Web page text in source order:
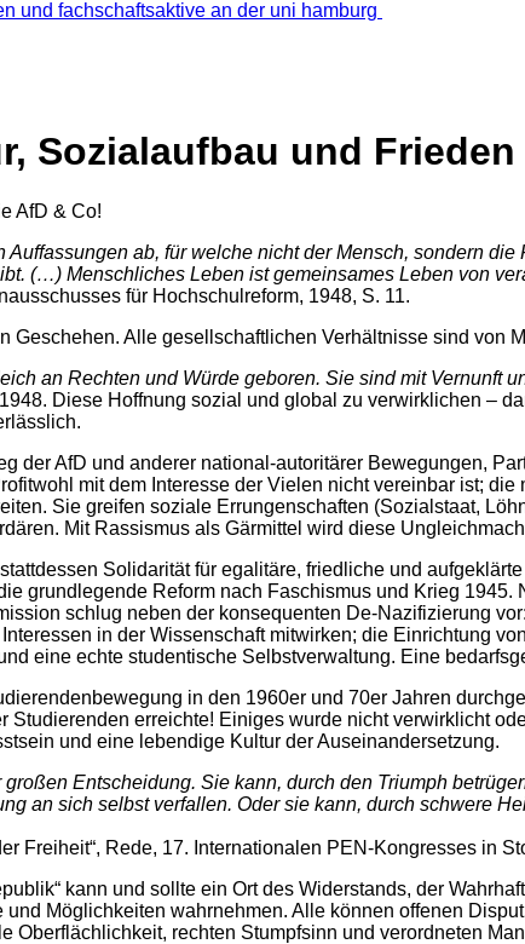
Sozialaufbau und Frieden
AfD & Co!
Auffassungen ab, für welche nicht der Mensch, sondern
(…) Menschliches Leben ist gemeinsames Leben von
für Hochschulreform, 1948, S. 11.
Geschehen. Alle gesellschaftlichen Verhältnisse sind
an Rechten und Würde geboren. Sie sind mit Vernunft
Diese Hoffnung sozial und global zu verwirklichen –
der AfD und anderer national-autoritärer Bewegungen,
mit dem Interesse der Vielen nicht vereinbar ist;
Sie greifen soziale Errungenschaften (Sozialstaat,
Mit Rassismus als Gärmittel wird diese
Solidarität für egalitäre, friedliche und
grundlegende Reform nach Faschismus und Krieg
schlug neben der konsequenten De-Nazifizierung
in der Wissenschaft mitwirken; die Einrichtung
eine echte studentische Selbstverwaltung. Eine
in den 1960er und 70er Jahren
Studierenden erreichte! Einiges wurde nicht verwirklicht
und eine lebendige Kultur der Auseinandersetzung.
großen Entscheidung. Sie kann, durch den Triumph
an sich selbst verfallen. Oder sie kann, durch schwere
Freiheit“, Rede, 17. Internationalen PEN-Kongresses in
kann und sollte ein Ort des Widerstands, der
und Möglichkeiten wahrnehmen. Alle können offenen
Oberflächlichkeit, rechten Stumpfsinn und verordneten